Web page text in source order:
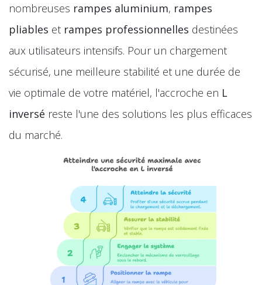
nombreuses rampes aluminium, rampes
pliables et rampes professionnelles destinées
aux utilisateurs intensifs. Pour un chargement
sécurisé, une meilleure stabilité et une durée de
vie optimale de votre matériel, l'accroche en L
inversé reste l'une des solutions les plus efficaces
du marché.